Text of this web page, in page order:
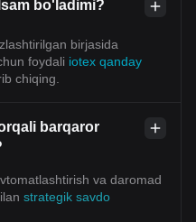
bo'ladimi?
birjasida
foydali iotex qanday
chiqing.
barqaror
va daromad
strategik savdo